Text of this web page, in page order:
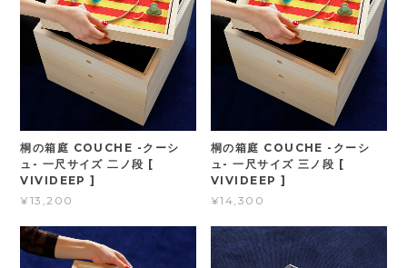
桐の箱庭 COUCHE -クーシ
ュ- 一尺サイズ 二ノ段 [
VIVIDEEP ]
¥13,200
桐の箱庭 COUCHE -クーシ
ュ- 一尺サイズ 三ノ段 [
VIVIDEEP ]
¥14,300